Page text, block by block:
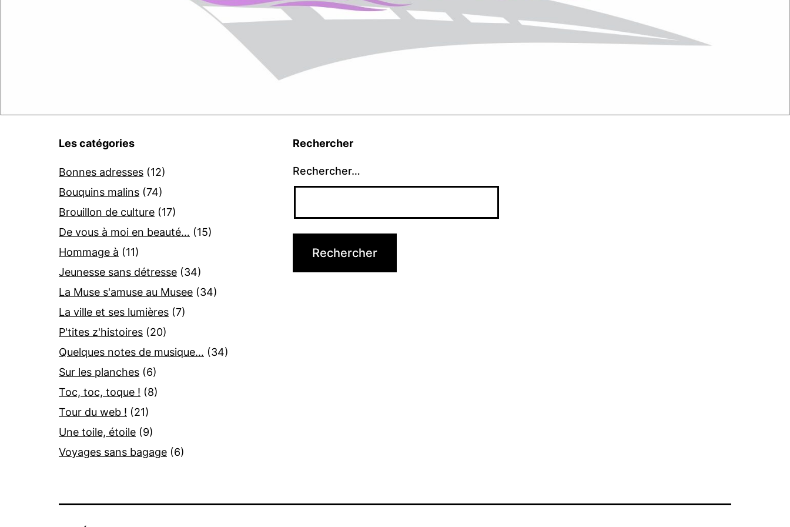
Les catégories
Bonnes adresses (12)
Bouquins malins (74)
Brouillon de culture (17)
De vous à moi en beauté… (15)
Hommage à (11)
Jeunesse sans détresse (34)
La Muse s'amuse au Musee (34)
La ville et ses lumières (7)
P'tites z'histoires (20)
Quelques notes de musique… (34)
Sur les planches (6)
Toc, toc, toque ! (8)
Tour du web ! (21)
Une toile, étoile (9)
Voyages sans bagage (6)
Rechercher
Rechercher…